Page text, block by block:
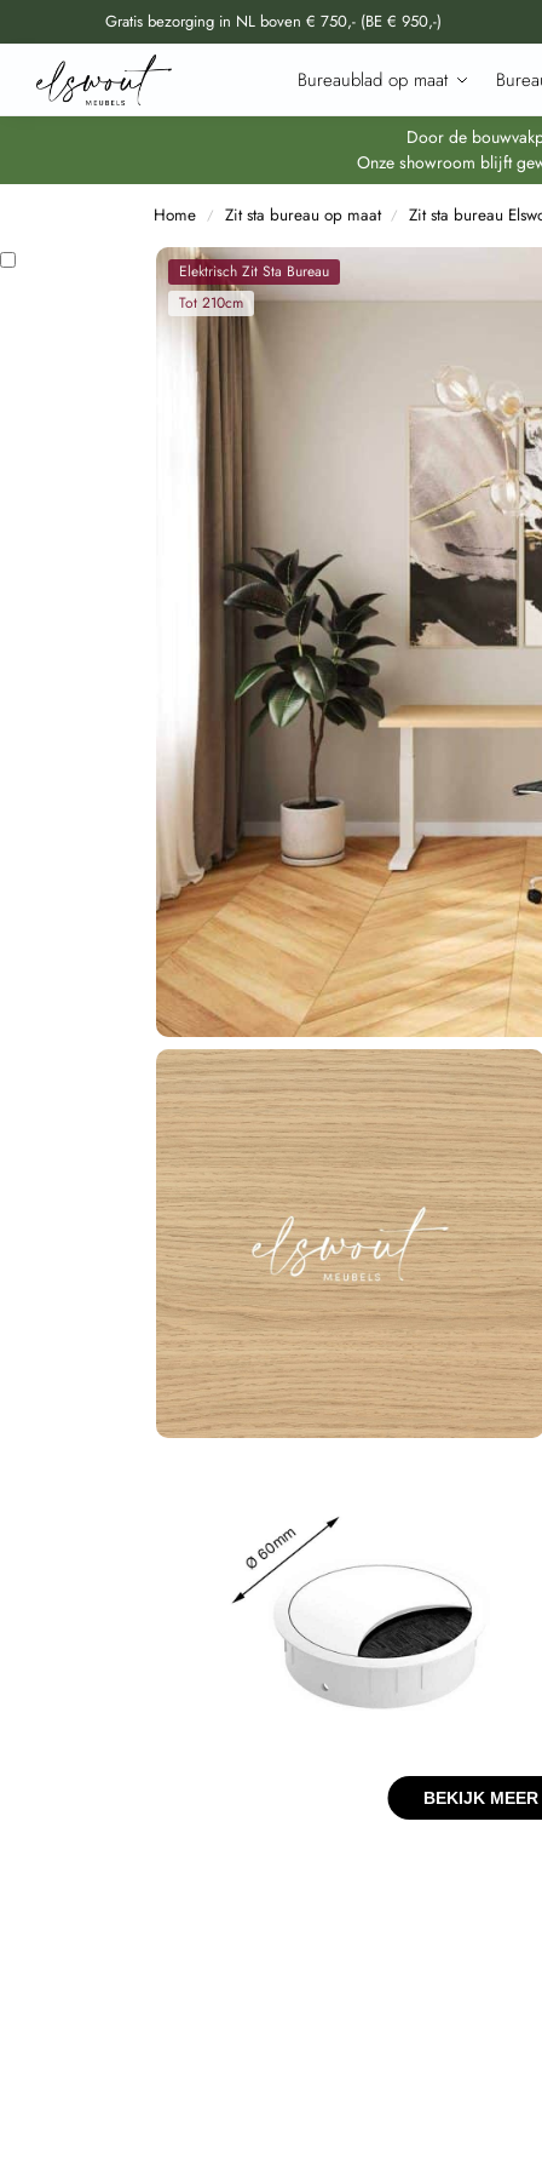
Gratis bezorging in NL boven € 750,- (BE € 950,-)
Bureaublad op maat
Doorzoek al onze producten
Door de
Onze showroom blijft
Home / Zit sta bureau op maat / Zit sta bureau
Elektrisch Zit Sta Bureau
Tot 210cm
BEKIJK